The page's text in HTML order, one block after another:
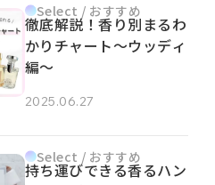
Select / おすすめ
徹底解説！香り別まるわ
かりチャート～ウッディ
編～
2025.06.27
Select / おすすめ
持ち運びできる香るハン